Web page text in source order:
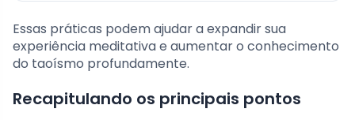
Essas práticas podem ajudar a expandir sua
experiência meditativa e aumentar o conhecimento
do taoísmo profundamente.
Recapitulando os principais pontos